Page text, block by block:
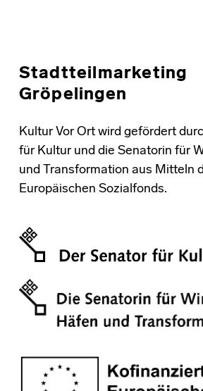
Stadtteilmarketing
Gröpelingen
Kultur Vor Ort wird gefördert
für Kultur und die Senatorin für
und Transformation aus Mitteln
Europäischen Sozialfonds.